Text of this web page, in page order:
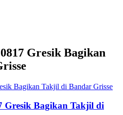
Gresik Bagikan
Gresik Bagikan Takjil di